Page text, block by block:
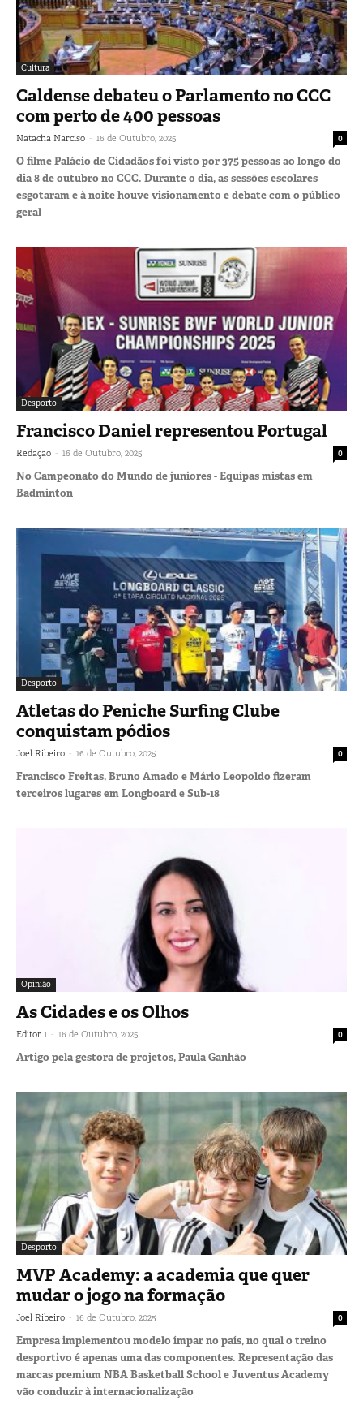
Cultura
Caldense debateu o Parlamento no CCC
com perto de 400 pessoas
Natacha Narciso - 16 de Outubro, 2025 0
O filme Palácio de Cidadãos foi visto por 375 pessoas ao longo do
dia 8 de outubro no CCC. Durante o dia, as sessões escolares
esgotaram e à noite houve visionamento e debate com o público
geral
Desporto
Francisco Daniel representou Portugal
Redação - 16 de Outubro, 2025 0
No Campeonato do Mundo de juniores - Equipas mistas em
Badminton
Desporto
Atletas do Peniche Surfing Clube
conquistam pódios
Joel Ribeiro - 16 de Outubro, 2025 0
Francisco Freitas, Bruno Amado e Mário Leopoldo fizeram
terceiros lugares em Longboard e Sub-18
Opinião
As Cidades e os Olhos
Editor 1 - 16 de Outubro, 2025 0
Artigo pela gestora de projetos, Paula Ganhão
Desporto
MVP Academy: a academia que quer
mudar o jogo na formação
Joel Ribeiro - 16 de Outubro, 2025 0
Empresa implementou modelo ímpar no país, no qual o treino
desportivo é apenas uma das componentes. Representação das
marcas premium NBA Basketball School e Juventus Academy
vão conduzir à internacionalização